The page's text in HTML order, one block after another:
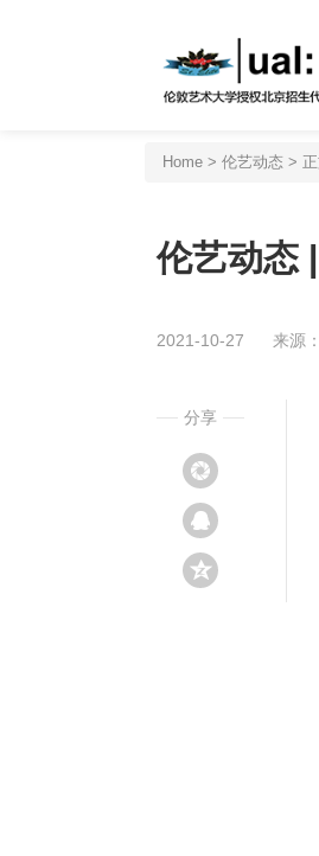
Home > 伦艺动态 >
伦艺动态
2021-10-27 来源
分享